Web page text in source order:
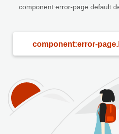
component:error-
component:error-